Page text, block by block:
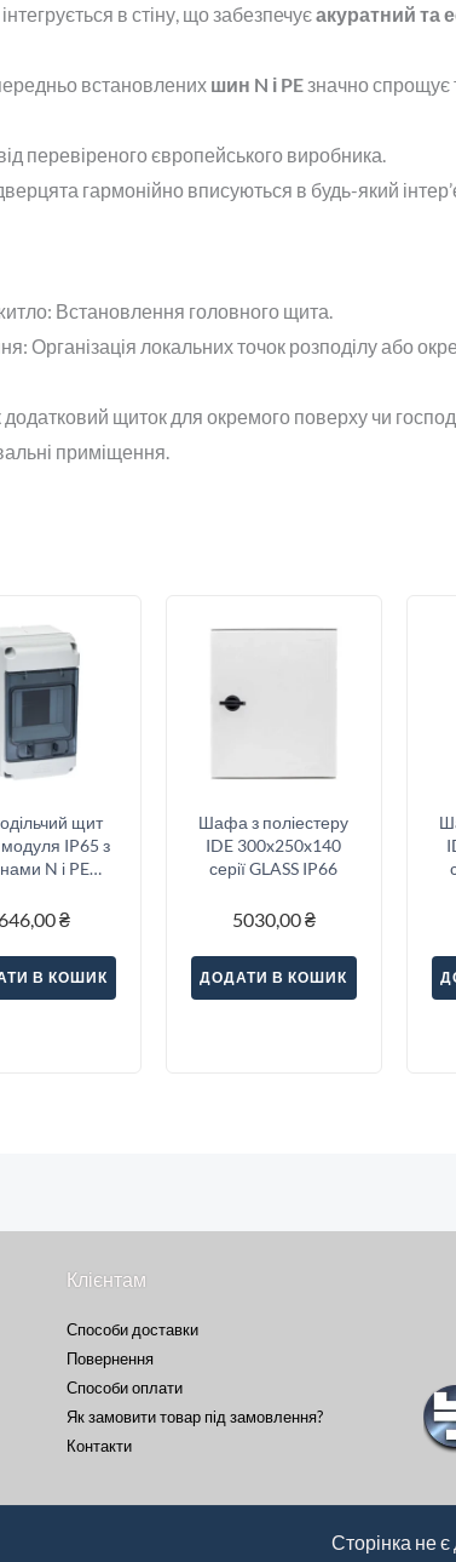
в стіну, що забезпечуєакуратний та
встановлених шин N і PEзначно спрощує
перевіреного європейського виробника.
гармонійно вписуються в будь-який
Встановлення головного щита.
Організація локальних точок розподілу або
щиток для окремого поверху чи
приміщення.
щит
IP65 з
N і PE
₴
В КОШИК
Шафа з поліестеру
IDE 300x250x140
серії GLASS IP66
5030,00₴
ДОДАТИ В КОШИК
Клієнтам
Способи доставки
Повернення
Способи оплати
Як замовити товар під замовлення?
Контакти
Сторінка не